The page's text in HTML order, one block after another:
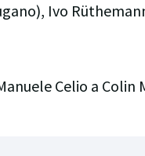
Ivo
Celio a Colin